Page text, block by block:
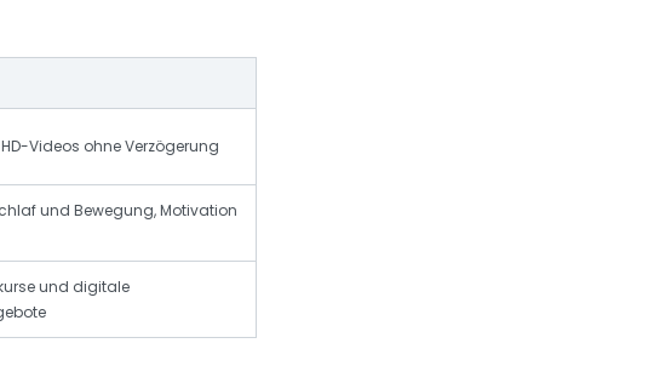
Videos ohne Verzögerung
und Bewegung, Motivation
und digitale